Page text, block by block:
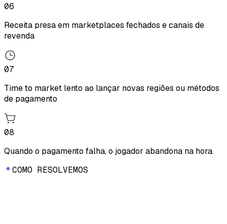
06
Receita presa em marketplaces fechados e canais de
revenda
07
Time to market lento ao lançar novas regiões ou métodos
de pagamento
08
Quando o pagamento falha, o jogador abandona na hora.
COMO RESOLVEMOS